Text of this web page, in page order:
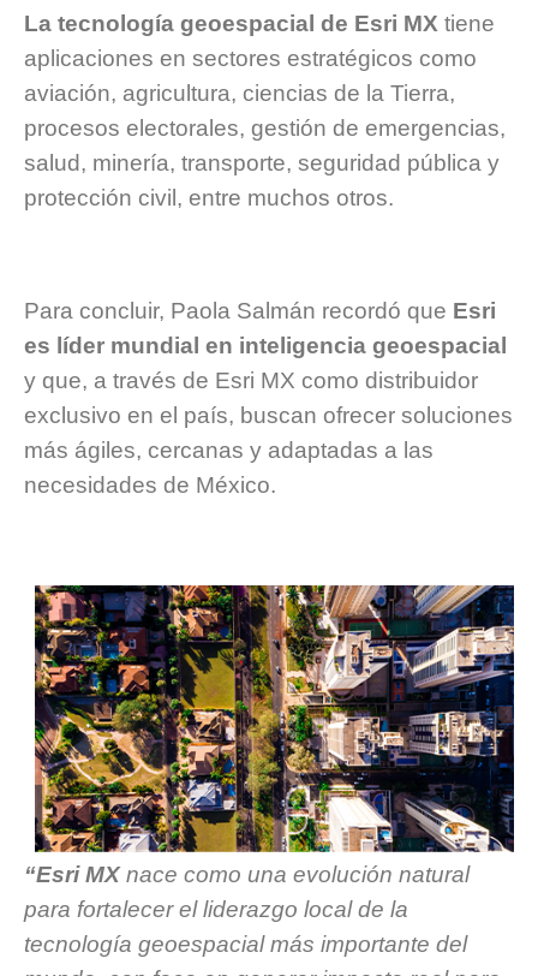
La tecnología geoespacial de Esri MX tiene
aplicaciones en sectores estratégicos como
aviación, agricultura, ciencias de la Tierra,
procesos electorales, gestión de emergencias,
salud, minería, transporte, seguridad pública y
protección civil, entre muchos otros.
Para concluir, Paola Salmán recordó que Esri
es líder mundial en inteligencia geoespacial
y que, a través de Esri MX como distribuidor
exclusivo en el país, buscan ofrecer soluciones
más ágiles, cercanas y adaptadas a las
necesidades de México.
“Esri MXnace como una evolución natural
para fortalecer el liderazgo local de la
tecnología geoespacial más importante del